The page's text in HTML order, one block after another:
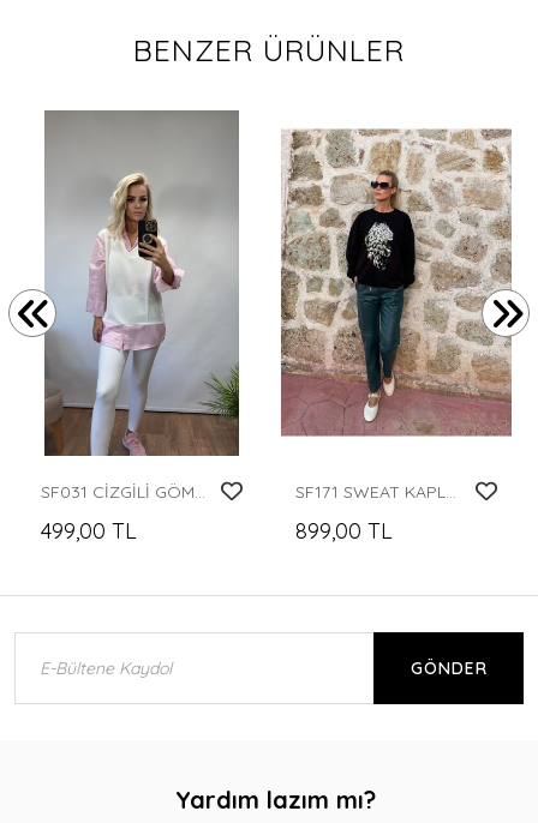
BENZER ÜRÜNLER
499,00 TL 899,00 TL
GÖNDER
Yardım lazım mı?